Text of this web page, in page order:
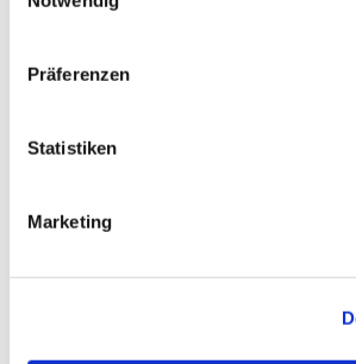
Präferenzen
Statistiken
Marketing
Dies könnte Sie